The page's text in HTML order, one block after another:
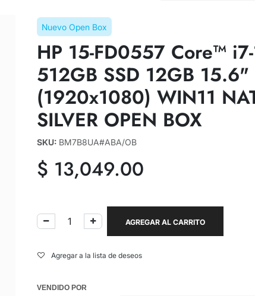
Nuevo Open Box
HP 15-FD0557 Core™
512GB SSD 12GB 15.6"
(1920x1080) WIN11
SILVER OPEN BOX
SKU: BM7B8UA#ABA/OB
$ 13,049.00
AGREGAR AL CARRITO
Agregar a la lista de deseos
VENDIDO POR